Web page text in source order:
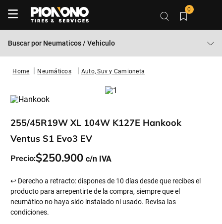
0
Buscar por Neumaticos / Vehiculo
Neumáticos Auto, Suv y Camioneta
255/45R19W XL 104W K127E Hankook
Ventus S1 Evo3 EV
Precio:$250.900
↩ Derecho a retracto: dispones de 10 días desde que recibes el
producto para arrepentirte de la compra, siempre que el
neumático no haya sido instalado ni usado. Revisa las
condiciones.